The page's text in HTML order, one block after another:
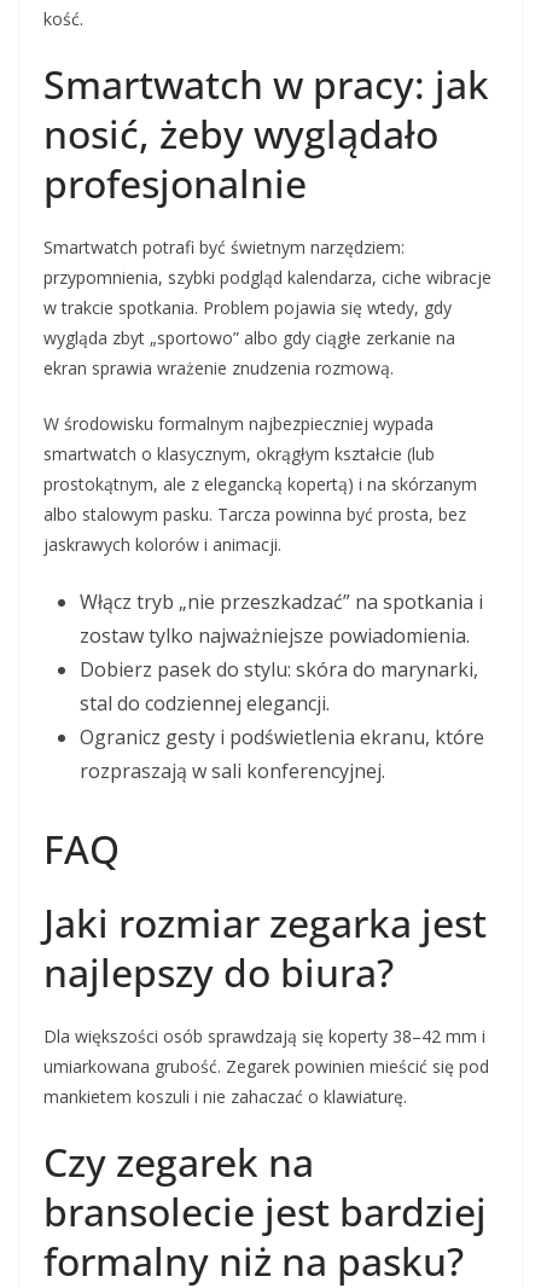
kość.
Smartwatch w pracy: jak
nosić, żeby wyglądało
profesjonalnie
Smartwatch potrafi być świetnym narzędziem:
przypomnienia, szybki podgląd kalendarza, ciche wibracje
w trakcie spotkania. Problem pojawia się wtedy, gdy
wygląda zbyt „sportowo” albo gdy ciągłe zerkanie na
ekran sprawia wrażenie znudzenia rozmową.
W środowisku formalnym najbezpieczniej wypada
smartwatch o klasycznym, okrągłym kształcie (lub
prostokątnym, ale z elegancką kopertą) i na skórzanym
albo stalowym pasku. Tarcza powinna być prosta, bez
jaskrawych kolorów i animacji.
Włącz tryb „nie przeszkadzać” na spotkania i
zostaw tylko najważniejsze powiadomienia.
Dobierz pasek do stylu: skóra do marynarki,
stal do codziennej elegancji.
Ogranicz gesty i podświetlenia ekranu, które
rozpraszają w sali konferencyjnej.
FAQ
Jaki rozmiar zegarka jest
najlepszy do biura?
Dla większości osób sprawdzają się koperty 38–42 mm i
umiarkowana grubość. Zegarek powinien mieścić się pod
mankietem koszuli i nie zahaczać o klawiaturę.
Czy zegarek na
bransolecie jest bardziej
formalny niż na pasku?